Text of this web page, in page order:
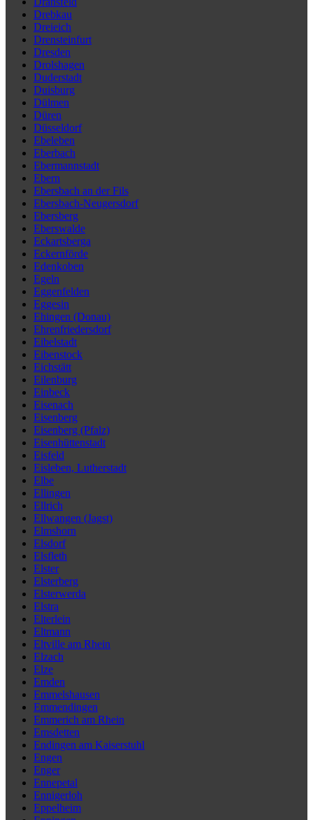
Drebkau
Dreieich
Drensteinfurt
Dresden
Drolshagen
Duderstadt
Duisburg
Dülmen
Düren
Düsseldorf
Ebeleben
Eberbach
Ebermannstadt
Ebern
Ebersbach an der Fils
Ebersbach-Neugersdorf
Ebersberg
Eberswalde
Eckartsberga
Eckernförde
Edenkoben
Egeln
Eggenfelden
Eggesin
Ehingen (Donau)
Ehrenfriedersdorf
Eibelstadt
Eibenstock
Eichstätt
Eilenburg
Einbeck
Eisenach
Eisenberg
Eisenberg (Pfalz)
Eisenhüttenstadt
Eisfeld
Eisleben, Lutherstadt
Elbe
Ellingen
Ellrich
Ellwangen (Jagst)
Elmshorn
Elsdorf
Elsfleth
Elster
Elsterberg
Elsterwerda
Elstra
Elterlein
Eltmann
Eltville am Rhein
Elzach
Elze
Emden
Emmelshausen
Emmendingen
Emmerich am Rhein
Emsdetten
Endingen am Kaiserstuhl
Engen
Enger
Ennepetal
Ennigerloh
Eppelheim